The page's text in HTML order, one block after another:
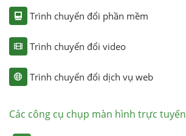
Trình chuyển đổi phần mềm
Trình chuyển đổi video
Trình chuyển đổi dịch vụ web
Các công cụ chụp màn hình trực tuyến